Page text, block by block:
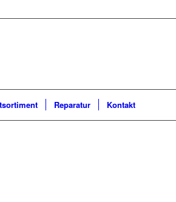
Reparatur Kontakt